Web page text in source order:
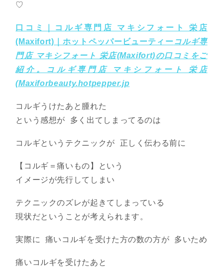
♡
口コミ｜コルギ専門店 マキシフォート 栄店
(Maxifort)｜ホットペッパービューティーコルギ専
門店 マキシフォート 栄店(Maxifort)の口コミをご
紹介。コルギ専門店 マキシフォート 栄店
(Maxiforbeauty.hotpepper.jp
コルギうけたあと腫れた
という感想が 多く出てしまってるのは
コルギというテクニックが 正しく伝わる前に
【コルギ＝痛いもの】という
イメージが先行してしまい
テクニックのズレが起きてしまっている
現状だということが考えられます。
実際に 痛いコルギを受けた方の数の方が 多いため
痛いコルギを受けたあと